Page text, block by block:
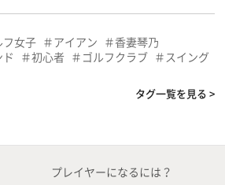
フ女子 アイアン
香妻琴乃
初心者 ゴルフクラブ
スイング
タグ一覧を見る >
プレイヤーになるには？